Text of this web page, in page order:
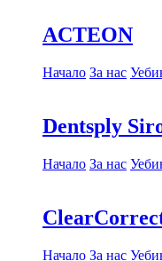
ACTEON
Начало За нас
Dentsply
Начало За нас
Начало За нас